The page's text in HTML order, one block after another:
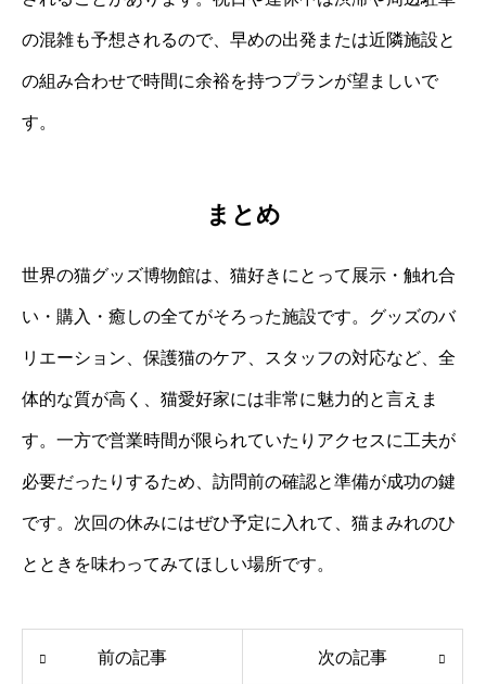
の混雑も予想されるので、早めの出発または近隣施設と
の組み合わせで時間に余裕を持つプランが望ましいで
す。
まとめ
世界の猫グッズ博物館は、猫好きにとって展示・触れ合
い・購入・癒しの全てがそろった施設です。グッズのバ
リエーション、保護猫のケア、スタッフの対応など、全
体的な質が高く、猫愛好家には非常に魅力的と言えま
す。一方で営業時間が限られていたりアクセスに工夫が
必要だったりするため、訪問前の確認と準備が成功の鍵
です。次回の休みにはぜひ予定に入れて、猫まみれのひ
とときを味わってみてほしい場所です。
前の記事 次の記事